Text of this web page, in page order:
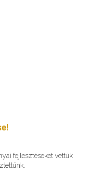
fejlesztéseket vettük